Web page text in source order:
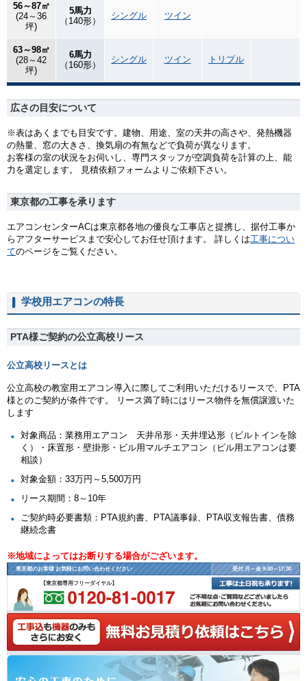
56～87㎡
(24～36
坪)
5馬力
（140形）
シングル ツイン
63～98㎡
(28～42
坪)
6馬力
（160形）
シングル ツイン トリプル
広さの目安について
※表はあくまでも目安です。建物、用途、室の天井の高さや、発熱機器
の熱量、窓の大きさ、換気扇の有無などで負荷が異なります。
お客様の室の状況をお伺いし、専門スタッフが空調負荷を計算の上、能
力を選定します。 見積依頼フォームよりご依頼下さい。
東京都の工事を承ります
エアコンセンターACは東京都各地の優良な工事店と提携し、据付工事か
らアフターサービスまで安心してお任せ頂けます。 詳しくは工事につい
てのページをご覧ください。
学校用エアコンの特長
PTA様ご契約の公立高校リース
公立高校リースとは
公立高校の教室用エアコン導入に際してご利用いただけるリースで、PTA
様とのご契約が条件です。 リース満了時にはリース物件を無償譲渡いた
します
対象商品：業務用エアコン 天井吊形・天井埋込形（ビルトインを除
く）・床置形・壁掛形・ビル用マルチエアコン（ビル用エアコンは要
相談）
対象金額：33万円～5,500万円
リース期間：8～10年
ご契約時必要書類：PTA規約書、PTA議事録、PTA収支報告書、債務
継続念書
※地域によってはお断りする場合がございます。
東京都のお客様 お気軽にお問い合わせください 受付 月～金 9:00～17:30
【東京都専用フリーダイヤル】